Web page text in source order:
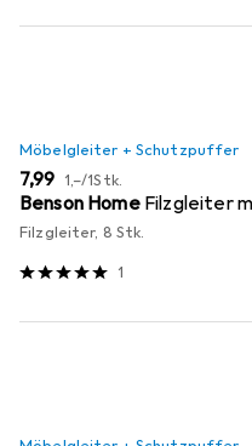
Möbelgleiter + Schutzpuffer
EUR
7,99 EUR
1,–/1Stk.
Benson Home Filzgleiter
Filzgleiter, 8 Stk.
1